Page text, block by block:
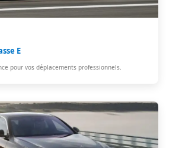
E
pour vos déplacements professionnels.